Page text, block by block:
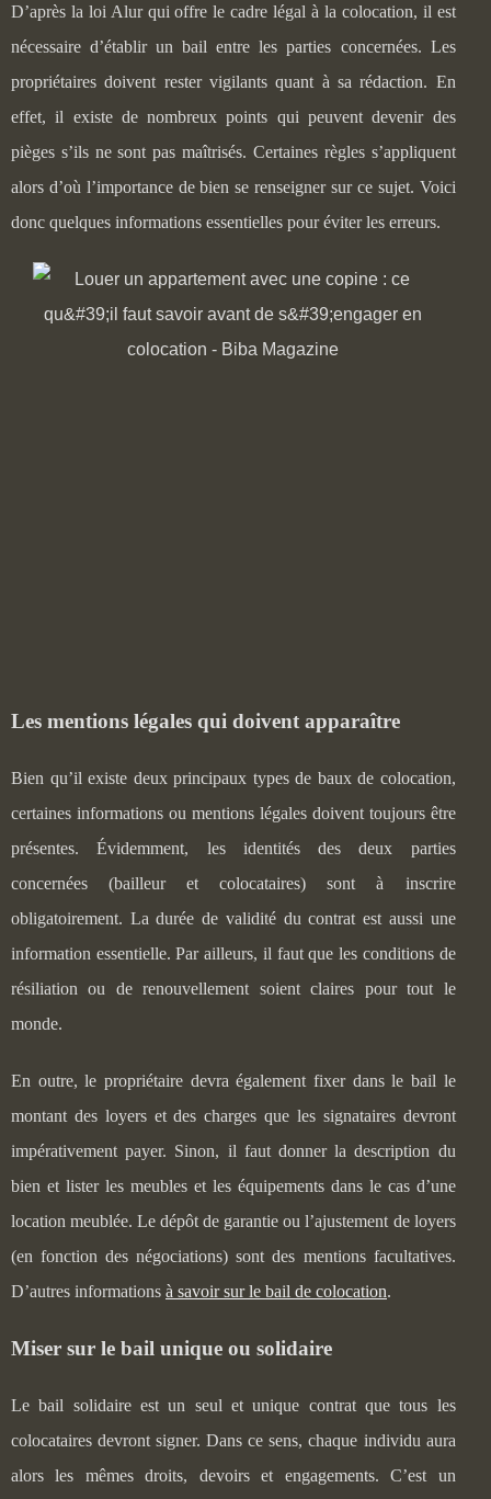
D’après la loi Alur qui offre le cadre légal à la colocation, il est
nécessaire d’établir un bail entre les parties concernées. Les
propriétaires doivent rester vigilants quant à sa rédaction. En
effet, il existe de nombreux points qui peuvent devenir des
pièges s’ils ne sont pas maîtrisés. Certaines règles s’appliquent
alors d’où l’importance de bien se renseigner sur ce sujet. Voici
donc quelques informations essentielles pour éviter les erreurs.
Les mentions légales qui doivent apparaître
Bien qu’il existe deux principaux types de baux de colocation,
certaines informations ou mentions légales doivent toujours être
présentes. Évidemment, les identités des deux parties
concernées (bailleur et colocataires) sont à inscrire
obligatoirement. La durée de validité du contrat est aussi une
information essentielle. Par ailleurs, il faut que les conditions de
résiliation ou de renouvellement soient claires pour tout le
monde.
En outre, le propriétaire devra également fixer dans le bail le
montant des loyers et des charges que les signataires devront
impérativement payer. Sinon, il faut donner la description du
bien et lister les meubles et les équipements dans le cas d’une
location meublée. Le dépôt de garantie ou l’ajustement de loyers
(en fonction des négociations) sont des mentions facultatives.
D’autres informations à savoir sur le bail de colocation.
Miser sur le bail unique ou solidaire
Le bail solidaire est un seul et unique contrat que tous les
colocataires devront signer. Dans ce sens, chaque individu aura
alors les mêmes droits, devoirs et engagements. C’est un